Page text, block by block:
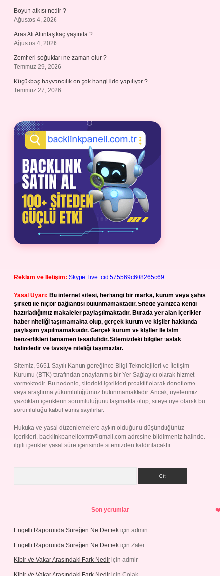
Boyun atkısı nedir ?
Ağustos 4, 2026
Aras Ali Altıntaş kaç yaşında ?
Ağustos 4, 2026
Zemheri soğukları ne zaman olur ?
Temmuz 29, 2026
Küçükbaş hayvancılık en çok hangi ilde yapılıyor ?
Temmuz 27, 2026
Reklam ve İletişim: Skype: live:.cid.575569c608265c69
Yasal Uyarı: Bu internet sitesi, herhangi bir marka, kurum veya şahıs
şirketi ile hiçbir bağlantısı bulunmamaktadır. Sitede yalnızca kendi
hazırladığımız makaleler paylaşılmaktadır. Burada yer alan içerikler
haber niteliği taşımamakta olup, gerçek kurum ve kişiler hakkında
paylaşım yapılmamaktadır. Gerçek kurum ve kişiler ile isim
benzerlikleri tamamen tesadüfidir. Sitemizdeki bilgiler taslak
halindedir ve tavsiye niteliği taşımazlar.
Sitemiz, 5651 Sayılı Kanun gereğince Bilgi Teknolojileri ve İletişim
Kurumu (BTK) tarafından onaylanmış bir Yer Sağlayıcı olarak hizmet
vermektedir. Bu nedenle, sitedeki içerikleri proaktif olarak denetleme
veya araştırma yükümlülüğümüz bulunmamaktadır. Ancak, üyelerimiz
yazdıkları içeriklerin sorumluluğunu taşımakta olup, siteye üye olarak bu
sorumluluğu kabul etmiş sayılırlar.
Hukuka ve yasal düzenlemelere aykırı olduğunu düşündüğünüz
içerikleri, backlinkpanelicomtr@gmail.com adresine bildirmeniz halinde,
ilgili içerikler yasal süre içerisinde sitemizden kaldırılacaktır.
Son yorumlar
Engelli Raporunda Süreğen Ne Demek için admin
Engelli Raporunda Süreğen Ne Demek için Zafer
Kibir Ve Vakar Arasındaki Fark Nedir için admin
Kibir Ve Vakar Arasındaki Fark Nedir için Çolak